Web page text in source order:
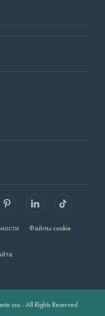
Файлы cookie
ssa - All Rights Reserved